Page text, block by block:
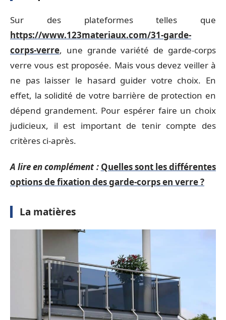
Sur des plateformes telles que
https://www.123materiaux.com/31-garde-
corps-verre, une grande variété de garde-corps
verre vous est proposée. Mais vous devez veiller à
ne pas laisser le hasard guider votre choix. En
effet, la solidité de votre barrière de protection en
dépend grandement. Pour espérer faire un choix
judicieux, il est important de tenir compte des
critères ci-après.
A lire en complément : Quelles sont les différentes
options de fixation des garde-corps en verre ?
La matières